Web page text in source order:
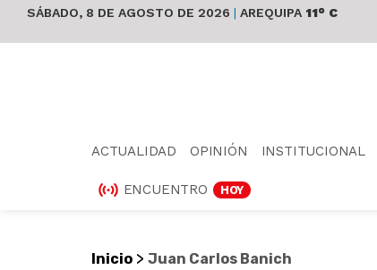
SÁBADO, 8 DE AGOSTO DE 2026 | AREQUIPA 11° C
ACTUALIDAD OPINIÓN INSTITUCIONAL
ENCUENTRO HOY
Inicio > Juan Carlos Banich